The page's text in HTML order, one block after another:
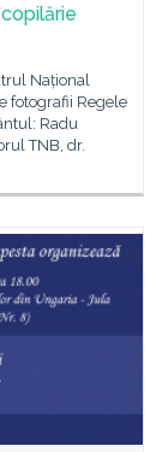
Național
fotografii Regele
Radu
TNB, dr.